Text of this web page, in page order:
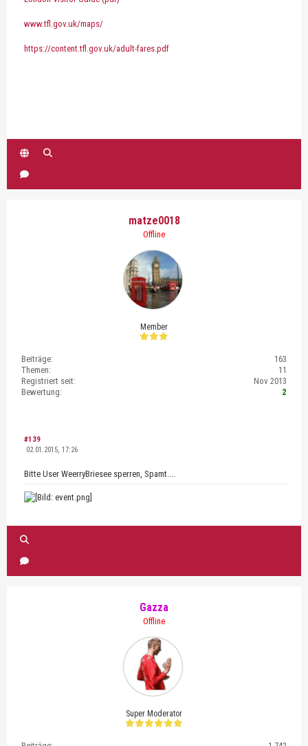
www.tfl.gov.uk/maps/
https://content.tfl.gov.uk/adult-fares.pdf
matze0018
Offline
Member
Beiträge:
163
Themen:
11
Registriert seit:
Nov 2013
Bewertung:
2
#139
02.01.2015, 17:26
Bitte User WeerryBriesee sperren, Spamt....
Gazza
Offline
Super Moderator